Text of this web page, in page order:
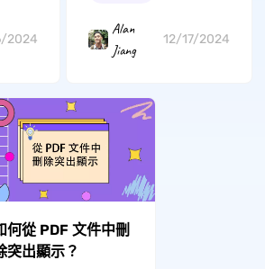
2024
Alan
Jiang
12/17/2024
何從 PDF 文件中刪
突出顯示？